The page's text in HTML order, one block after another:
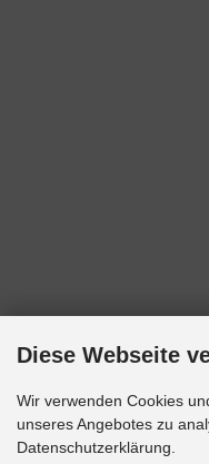
Diese Webseite
Wir verwenden Cookies
unseres Angebotes zu
Datenschutzerklärung.